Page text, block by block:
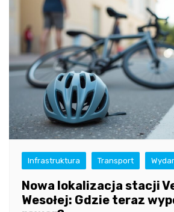
Infrastruktura Transport
Nowa lokalizacja stacji
Wesołej: Gdzie teraz